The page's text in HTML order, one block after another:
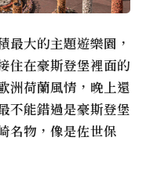
最大的主題遊樂園，
住在豪斯登堡裡面的
洲荷蘭風情，晚上還
不能錯過是豪斯登堡
名物，像是佐世保